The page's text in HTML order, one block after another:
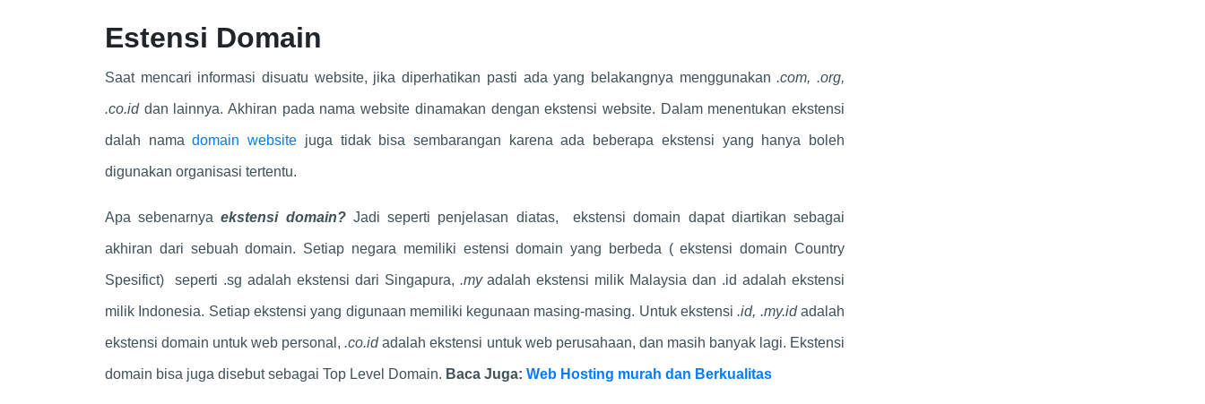
Estensi Domain
Saat mencari informasi disuatu website, jika diperhatikan pasti ada yang belakangnya menggunakan.com, .org,
.co.iddan lainnya. Akhiran pada nama website dinamakan dengan ekstensi website. Dalam menentukan ekstensi
dalah namadomain website juga tidak bisa sembarangan karena ada beberapa ekstensi yang hanya boleh
digunakan organisasi tertentu.
Apa sebenarnyaekstensi domain?Jadi seperti penjelasan diatas, ekstensi domain dapat diartikan sebagai
akhiran dari sebuah domain. Setiap negara memiliki estensi domain yang berbeda ( ekstensi domain Country
Spesifict) seperti .sg adalah ekstensi dari Singapura, .myadalah ekstensi milik Malaysia dan .id adalah ekstensi
milik Indonesia. Setiap ekstensi yang digunaan memiliki kegunaan masing-masing. Untuk ekstensi .id, .my.idadalah
ekstensi domain untuk web personal,.co.idadalah ekstensi untuk web perusahaan, dan masih banyak lagi. Ekstensi
domain bisa juga disebut sebagai Top Level Domain. Baca Juga: Web Hosting murah dan Berkualitas